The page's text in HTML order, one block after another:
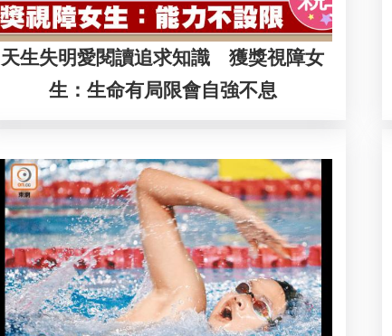
天生失明愛閱讀追求知識 獲獎視障女
生：生命有局限會自強不息